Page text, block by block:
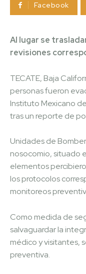
Facebook
Al lugar se
revisiones
TECATE, Baja
personas fueron
Instituto Mexicano
tras un reporte de
Unidades de
nosocomio, situado
elementos
los protocolos
monitoreos
Como medida de
salvaguardar la
médico y visitantes,
preventiva.